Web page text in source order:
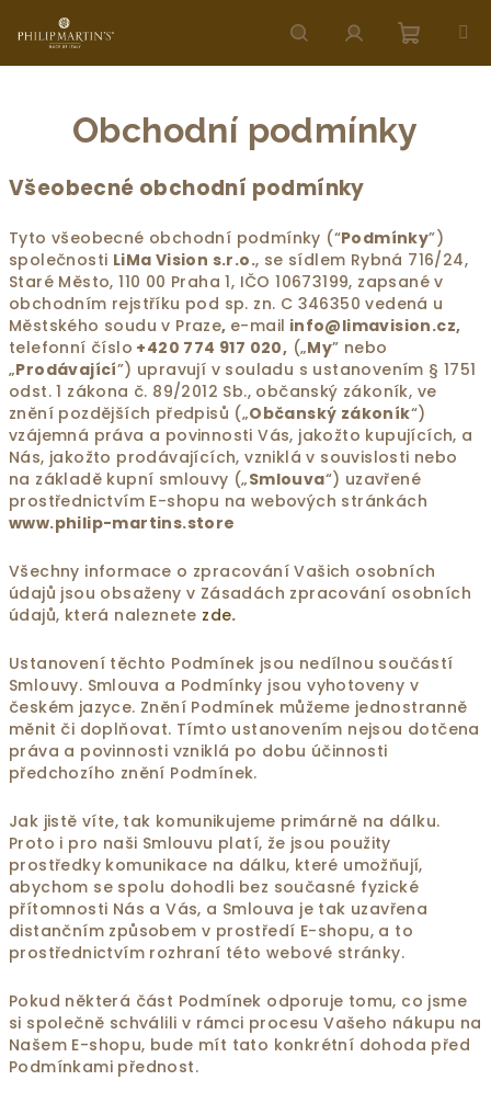
na
obsah
HledatPřihlášení
košík
Obchodní podmínky
Všeobecné obchodní podmínky
Tyto všeobecné obchodní podmínky (“Podmínky”)
společnosti LiMa Vision s.r.o., se sídlem Rybná 716/24,
Staré Město, 110 00 Praha 1, IČO10673199, zapsané v
obchodním rejstříku pod sp. zn. C 346350 vedená u
Městského soudu v Praze, e-mail info@limavision.cz,
telefonní číslo +420 774 917 020, („My” nebo
„Prodávající”) upravují v souladu s ustanovením § 1751
odst. 1 zákona č. 89/2012 Sb., občanský zákoník, ve
znění pozdějších předpisů („Občanský zákoník“)
vzájemná práva a povinnosti Vás, jakožto kupujících, a
Nás, jakožto prodávajících, vzniklá v souvislosti nebo
na základě kupní smlouvy („Smlouva“) uzavřené
prostřednictvím E-shopu na webových stránkách
www.philip-martins.store
Všechny informace o zpracování Vašich osobních
údajů jsou obsaženy v Zásadách zpracování osobních
údajů, která naleznete zde.
Ustanovení těchto Podmínek jsou nedílnou součástí
Smlouvy. Smlouva a Podmínky jsou vyhotoveny v
českém jazyce. Znění Podmínek můžeme jednostranně
měnit či doplňovat. Tímto ustanovením nejsou dotčena
práva a povinnosti vzniklá po dobu účinnosti
předchozího znění Podmínek.
Jak jistě víte, tak komunikujeme primárně na dálku.
Proto i pro naši Smlouvu platí, že jsou použity
prostředky komunikace na dálku, které umožňují,
abychom se spolu dohodli bez současné fyzické
přítomnosti Nás a Vás, a Smlouva je tak uzavřena
distančním způsobem v prostředí E-shopu, a to
prostřednictvím rozhraní této webové stránky.
Pokud některá část Podmínek odporuje tomu, co jsme
si společně schválili v rámci procesu Vašeho nákupu na
Našem E-shopu, bude mít tato konkrétní dohoda před
Podmínkami přednost.